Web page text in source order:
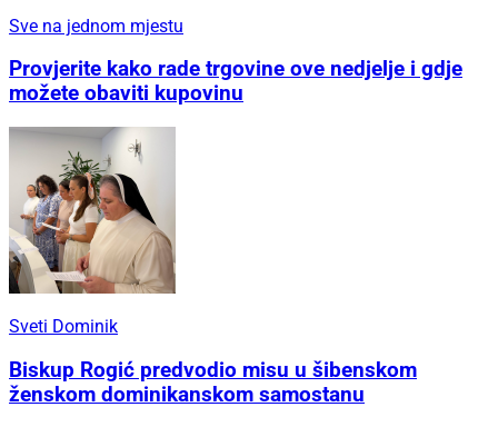
Sve na jednom mjestu
Provjerite kako rade trgovine ove nedjelje i gdje
možete obaviti kupovinu
Sveti Dominik
Biskup Rogić predvodio misu u šibenskom
ženskom dominikanskom samostanu